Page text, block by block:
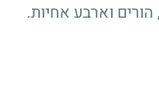
וארבע אחיות.